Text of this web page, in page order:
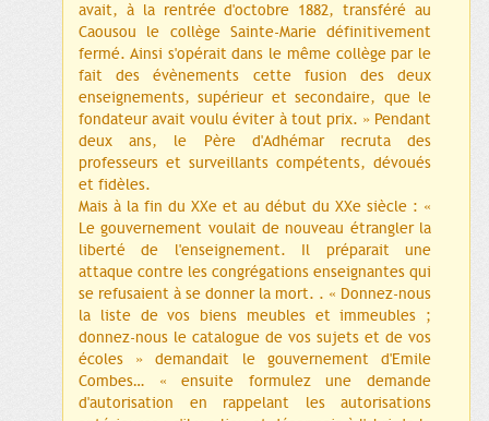
avait, à la rentrée d'octobre 1882, transféré au
Caousou le collège Sainte-Marie définitivement
fermé. Ainsi s'opérait dans le même collège par le
fait des évènements cette fusion des deux
enseignements, supérieur et secondaire, que le
fondateur avait voulu éviter à tout prix. » Pendant
deux ans, le Père d'Adhémar recruta des
professeurs et surveillants compétents, dévoués
et fidèles.
Mais à la fin du XXe et au début du XXe siècle : «
Le gouvernement voulait de nouveau étrangler la
liberté de l'enseignement. Il préparait une
attaque contre les congrégations enseignantes qui
se refusaient à se donner la mort. . « Donnez-nous
la liste de vos biens meubles et immeubles ;
donnez-nous le catalogue de vos sujets et de vos
écoles » demandait le gouvernement d'Emile
Combes… « ensuite formulez une demande
d'autorisation en rappelant les autorisations